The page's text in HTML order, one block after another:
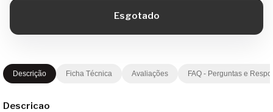
Descrição Ficha Técnica Avaliações FAQ - Perguntas e
Descricao